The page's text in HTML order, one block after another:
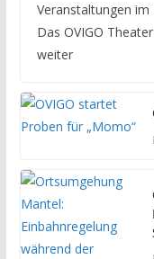
Veranstaltungen im
Das OVIGO
weiter